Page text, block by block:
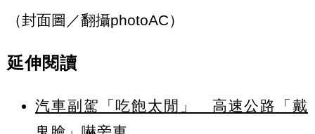
（封面圖／翻攝photoAC）
延伸閱讀
汽車副駕「吃飽太閒」 高速公路「戴